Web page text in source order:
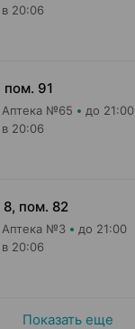
20:06
91
№65 до 21:00
20:06
пом. 82
№3 до 21:00
20:06
Показать еще